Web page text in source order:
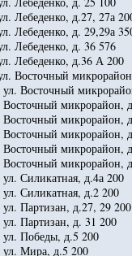
Лебеденко, д.27, 27а
Лебеденко, д. 29,29а
Лебеденко, д. 36 576
Лебеденко, д.36 А 200
Восточный
ул. Восточный
Восточный микрорайон,
Восточный микрорайон,
Восточный микрорайон,
Восточный микрорайон,
Восточный микрорайон,
Силикатная, д.4а 200
Силикатная, д.2 200
Партизан, д.27, 29 200
Партизан, д. 31 200
ул. Победы, д.5 200
ул. Мира, д.5 200